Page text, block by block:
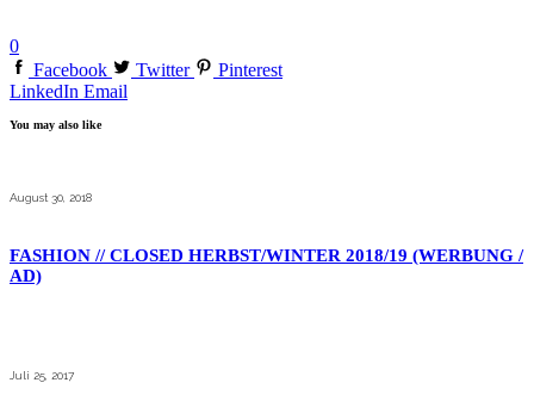
0
Facebook
Twitter
Pinterest
LinkedIn Email
You may also like
August 30, 2018
FASHION // CLOSED HERBST/WINTER 2018/19 (WERBUNG /
AD)
Juli 25, 2017